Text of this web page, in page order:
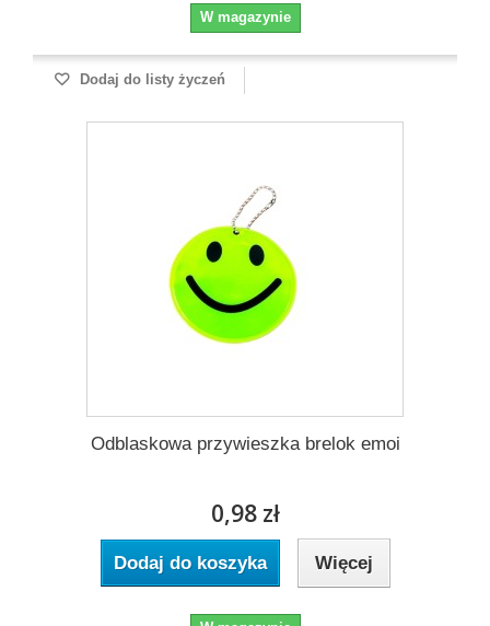
W magazynie
Dodaj do listy życzeń
Odblaskowa przywieszka brelok emoi
0,98 zł
Dodaj do koszyka Więcej